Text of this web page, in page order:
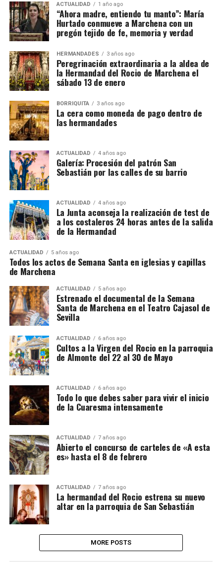
ACTUALIDAD 1 año ago
“Ahora madre, entiendo tu manto”: María
Hurtado conmueve a Marchena con un
pregón tejido de fe, memoria y verdad
HERMANDADES 3 años ago
Peregrinación extraordinaria a la aldea de
la Hermandad del Rocio de Marchena el
sábado 13 de enero
BORRIQUITA 3 años ago
La cera como moneda de pago dentro de
las hermandades
ACTUALIDAD 4 años ago
Galería: Procesión del patrón San
Sebastián por las calles de su barrio
ACTUALIDAD 4 años ago
La Junta aconseja la realización de test de
a los costaleros 24 horas antes de la salida
de la Hermandad
ACTUALIDAD 5 años ago
Todos los actos de Semana Santa en iglesias y capillas
de Marchena
ACTUALIDAD 5 años ago
Estrenado el documental de la Semana
Santa de Marchena en el Teatro Cajasol de
Sevilla
ACTUALIDAD 6 años ago
Cultos a la Virgen del Rocio en la parroquia
de Almonte del 22 al 30 de Mayo
ACTUALIDAD 6 años ago
Todo lo que debes saber para vivir el inicio
de la Cuaresma intensamente
ACTUALIDAD 7 años ago
Abierto el concurso de carteles de «A esta
es» hasta el 8 de febrero
ACTUALIDAD 7 años ago
La hermandad del Rocio estrena su nuevo
altar en la parroquia de San Sebastián
MORE POSTS